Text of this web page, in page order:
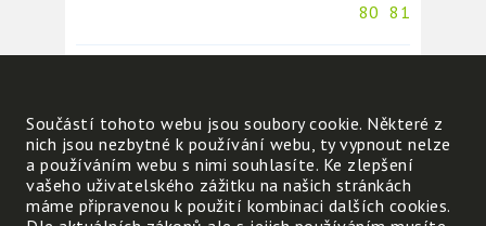
80 81
Úkoly: 82 83 84 85 86 87 88 89 90
91
Součástí tohoto webu jsou soubory cookie. Některé z
nich jsou nezbytné k používání webu, ty vypnout nelze
a používáním webu s nimi souhlasíte. Ke zlepšení
vašeho uživatelského zážitku na našich stránkách
máme připravenou k použití kombinaci dalších cookies.